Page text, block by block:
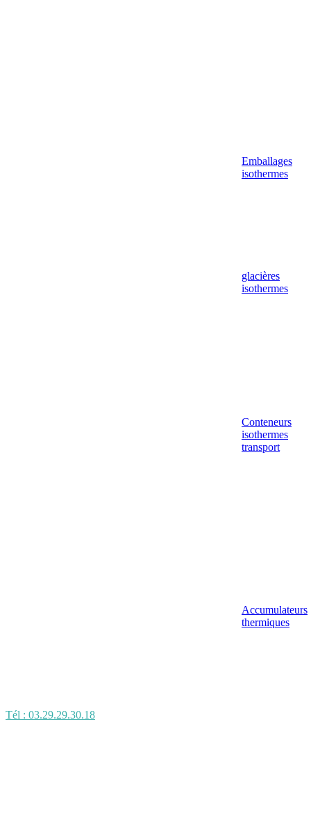
Emballages
isothermes
glacières
isothermes
Conteneurs
isothermes
transport
Accumulateurs
thermiques
Tél : 03.29.29.30.18